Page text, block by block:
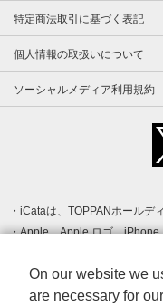
特定商法取引に基づく表記
個人情報の取扱いについて
ソーシャルメディア利用規約
iCataは、TOPPANホールデ
Apple、Apple ロゴ、iPhone
登録された Apple Inc. の商
クです。
Android、Google Play およ
On our website we
are necessary for